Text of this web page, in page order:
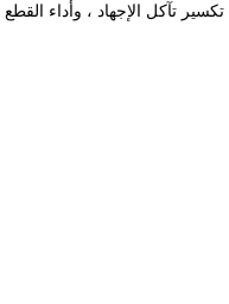
تآكل الإجهاد ، وأداء القطع